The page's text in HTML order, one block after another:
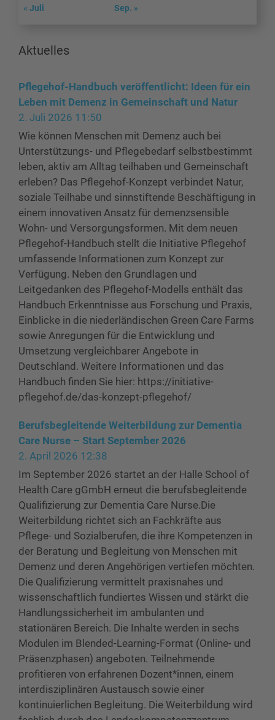
« Juli Sep. »
Aktuelles
Pflegehof-Handbuch veröffentlicht: Ideen für ein
Leben mit Demenz in Gemeinschaft und Natur
2. Juli 2026 11:50
Wie können Menschen mit Demenz auch bei
Unterstützungs- und Pflegebedarf selbstbestimmt
leben, aktiv am Alltag teilhaben und Gemeinschaft
erleben? Das Pflegehof-Konzept verbindet Natur,
soziale Teilhabe und sinnstiftende Beschäftigung in
einem innovativen Ansatz für demenzsensible
Wohn- und Versorgungsformen. Mit dem neuen
Pflegehof-Handbuch stellt die Initiative Pflegehof
umfassende Informationen zum Konzept zur
Verfügung. Neben den Grundlagen und
Leitgedanken des Pflegehof-Modells enthält das
Handbuch Erkenntnisse aus Forschung und Praxis,
Einblicke in die niederländischen Green Care Farms
sowie Anregungen für die Entwicklung und
Umsetzung vergleichbarer Angebote in
Deutschland. Weitere Informationen und das
Handbuch finden Sie hier: https://initiative-
pflegehof.de/das-konzept-pflegehof/
Berufsbegleitende Weiterbildung zur Dementia
Care Nurse – Start September 2026
2. April 2026 12:38
Im September 2026 startet an der Halle School of
Health Care gGmbH erneut die berufsbegleitende
Qualifizierung zur Dementia Care Nurse.Die
Weiterbildung richtet sich an Fachkräfte aus
Pflege- und Sozialberufen, die ihre Kompetenzen in
der Beratung und Begleitung von Menschen mit
Demenz und deren Angehörigen vertiefen möchten.
Die Qualifizierung vermittelt praxisnahes und
wissenschaftlich fundiertes Wissen und stärkt die
Handlungssicherheit im ambulanten und
stationären Bereich. Die Inhalte werden in sechs
Modulen im Blended-Learning-Format (Online- und
Präsenzphasen) angeboten. Teilnehmende
profitieren von erfahrenen Dozent*innen, einem
interdisziplinären Austausch sowie einer
kontinuierlichen Begleitung. Die Weiterbildung wird